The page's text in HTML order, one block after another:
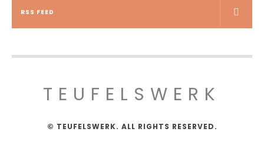
RSS FEED
TEUFELSWERK
© TEUFELSWERK. ALL RIGHTS RESERVED.